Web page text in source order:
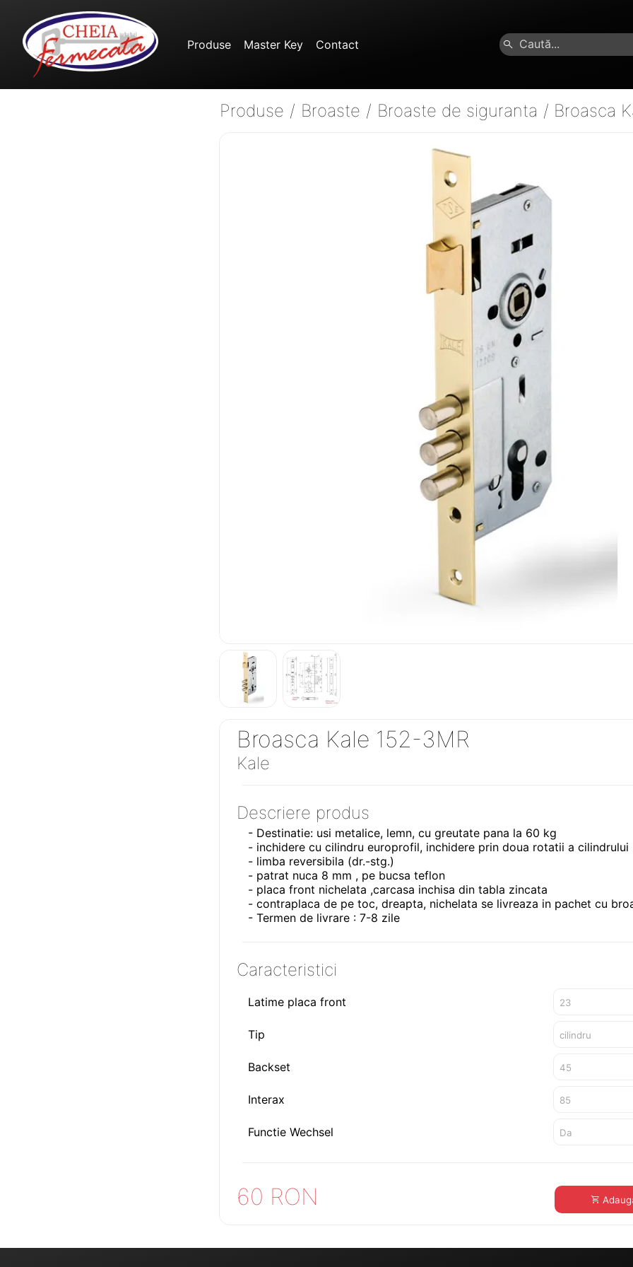
Produse Master Key Contact
Produse / Broaste / Broaste de siguranta / Broasca
Broasca Kale 152-3MR
Kale
Descriere produs
- Destinatie: usi metalice, lemn, cu greutate pana la 60 kg
- inchidere cu cilindru europrofil, inchidere prin doua rotatii a cilindrului
- limba reversibila (dr.-stg.)
- patrat nuca 8 mm , pe bucsa teflon
- placa front nichelata ,carcasa inchisa din tabla zincata
- contraplaca de pe toc, dreapta, nichelata se livreaza in pachet cu
- Termen de livrare : 7-8 zile
Caracteristici
Latime placa front
Tip
Backset
Interax
Functie Wechsel
60 RON